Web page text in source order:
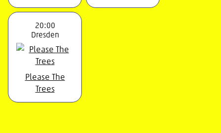
20:00
Dresden
Please The
Trees